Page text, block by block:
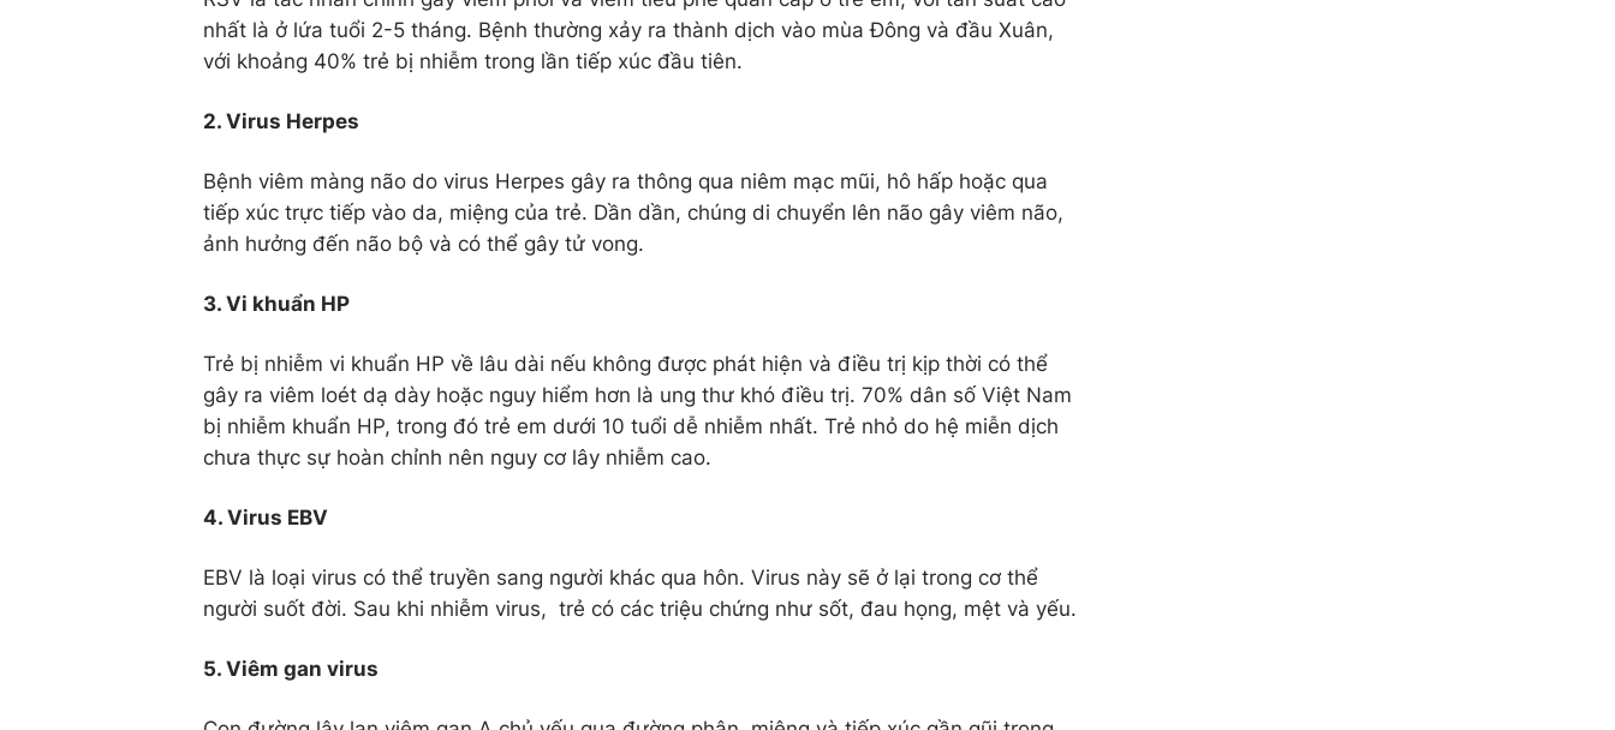
nhất là ở lứa tuổi 2-5 tháng. Bệnh thường xảy ra thành dịch vào mùa Đông và đầu Xuân,
với khoảng 40% trẻ bị nhiễm trong lần tiếp xúc đầu tiên.
2. Virus Herpes
Bệnh viêm màng não do virus Herpes gây ra thông qua niêm mạc mũi, hô hấp hoặc qua
tiếp xúc trực tiếp vào da, miệng của trẻ. Dần dần, chúng di chuyển lên não gây viêm não,
ảnh hưởng đến não bộ và có thể gây tử vong.
3. Vi khuẩn HP
Trẻ bị nhiễm vi khuẩn HP về lâu dài nếu không được phát hiện và điều trị kịp thời có thể
gây ra viêm loét dạ dày hoặc nguy hiểm hơn là ung thư khó điều trị. 70% dân số Việt Nam
bị nhiễm khuẩn HP, trong đó trẻ em dưới 10 tuổi dễ nhiễm nhất. Trẻ nhỏ do hệ miễn dịch
chưa thực sự hoàn chỉnh nên nguy cơ lây nhiễm cao.
4. Virus EBV
EBV là loại virus có thể truyền sang người khác qua hôn. Virus này sẽ ở lại trong cơ thể
người suốt đời. Sau khi nhiễm virus, trẻ có các triệu chứng như sốt, đau họng, mệt và yếu.
5. Viêm gan virus